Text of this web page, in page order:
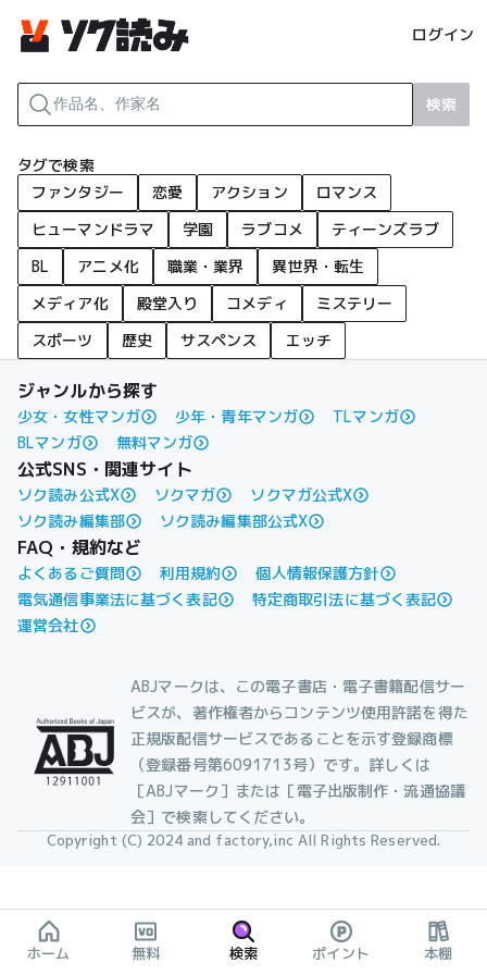
ログイン
検索
タグで検索
ファンタジー
恋愛 アクション
ロマンス
ヒューマンドラマ
学園 ラブコメ
ティーンズラブ
BL
アニメ化 職業・業界
異世界・転生
メディア化
殿堂入り コメディ
ミステリー
スポーツ
歴史 サスペンス エッチ
ジャンルから探す
少女・女性マンガ 少年・青年マンガ
TLマンガ
BLマンガ
無料マンガ
公式SNS・関連サイト
ソク読み公式X ソクマガ
ソクマガ公式X
ソク読み編集部
ソク読み編集部公式X
FAQ・規約など
よくあるご質問 利用規約
個人情報保護方針
電気通信事業法に基づく表記
特定商取引法に基づく表記
運営会社
ABJマークは、この電子書店・電子書籍配信サー
ビスが、著作権者からコンテンツ使用許諾を得た
正規版配信サービスであることを示す登録商標
（登録番号第6091713号）です。詳しくは
［ABJマーク］または［電子出版制作・流通協議
会］で検索してください。
Copyright (C) 2024 and factory,inc All Rights Reserved.
ホーム 無料 検索 ポイント 本棚